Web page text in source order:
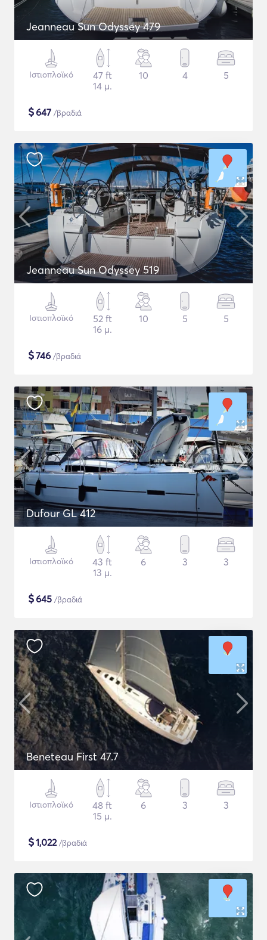
Jeanneau Sun Odyssey 479
Ιστιοπλοϊκό
47 ft
14 μ.
10 4 5
$647 /βραδιά
Jeanneau Sun Odyssey 519
Ιστιοπλοϊκό
52 ft
16 μ.
10 5 5
$746 /βραδιά
Dufour GL 412
Ιστιοπλοϊκό
43 ft
13 μ.
6 3 3
$645 /βραδιά
Beneteau First 47.7
Ιστιοπλοϊκό
48 ft
15 μ.
6 3 3
$1,022/βραδιά